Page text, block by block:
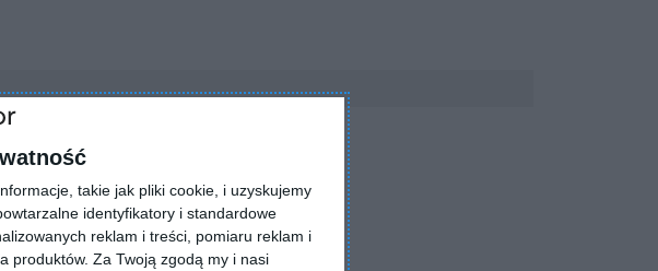
takie jak pliki cookie, i uzyskujemy
identyfikatory i standardowe
reklam i treści, pomiaru reklam i
produktów. Za Twoją zgodą my i nasi